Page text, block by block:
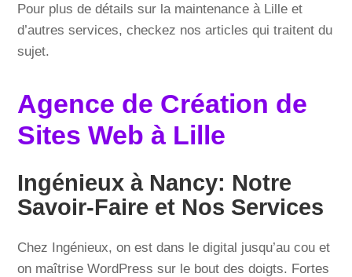
Pour plus de détails sur la maintenance à Lille et
d’autres services, checkez nos articles qui traitent du
sujet.
Agence de Création de
Sites Web à Lille
Ingénieux à Nancy: Notre
Savoir-Faire et Nos Services
Chez Ingénieux, on est dans le digital jusqu’au cou et
on maîtrise WordPress sur le bout des doigts. Fortes